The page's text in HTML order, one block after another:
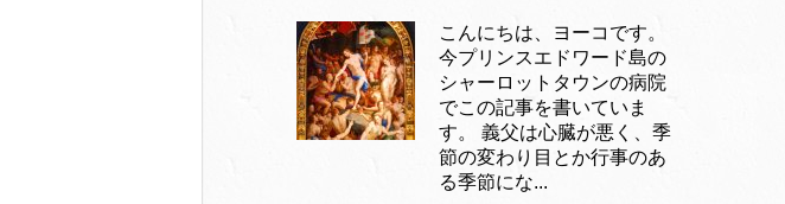
こんにちは、ヨーコです。
今プリンスエドワード島の
シャーロットタウンの病院
でこの記事を書いていま
す。 義父は心臓が悪く、季
節の変わり目とか行事のあ
る季節にな...